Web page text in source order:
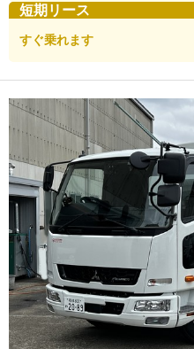
短期リース
すぐ乗れます